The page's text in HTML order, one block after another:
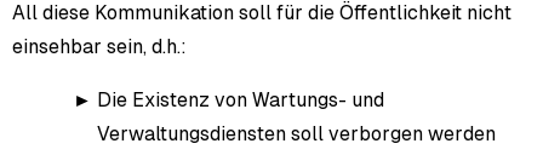
All diese Kommunikation soll für die Öffentlichkeit nicht
einsehbar sein, d.h.:
Die Existenz von Wartungs- und
Verwaltungsdiensten soll verborgen werden